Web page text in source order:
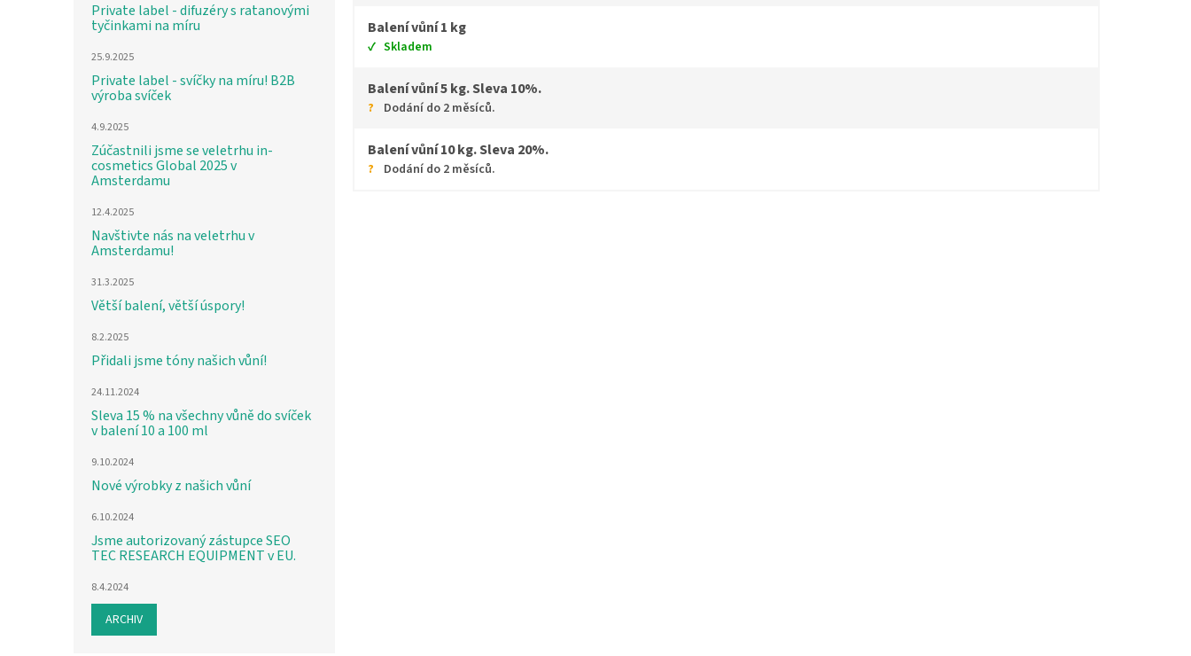
Private label - difuzéry s ratanovými
tyčinkami na míru
25.9.2025
Private label - svíčky na míru! B2B
výroba svíček
4.9.2025
Zúčastnili jsme se veletrhu in-
cosmetics Global 2025 v
Amsterdamu
12.4.2025
Navštivte nás na veletrhu v
Amsterdamu!
31.3.2025
Větší balení, větší úspory!
8.2.2025
Přidali jsme tóny našich vůní!
24.11.2024
Sleva 15 % na všechny vůně do svíček
v balení 10 a 100 ml
9.10.2024
Nové výrobky z našich vůní
6.10.2024
Jsme autorizovaný zástupce SEO
TEC RESEARCH EQUIPMENT v EU.
8.4.2024
ARCHIV
Balení vůní 1 kg
Skladem
Balení vůní 5 kg. Sleva 10%.
Dodání do 2 měsíců.
Balení vůní 10 kg. Sleva 20%.
Dodání do 2 měsíců.